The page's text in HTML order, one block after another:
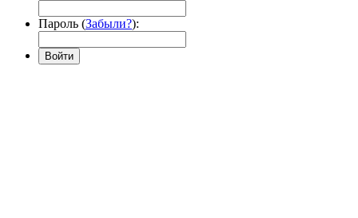
Пароль (Забыли?):
Войти